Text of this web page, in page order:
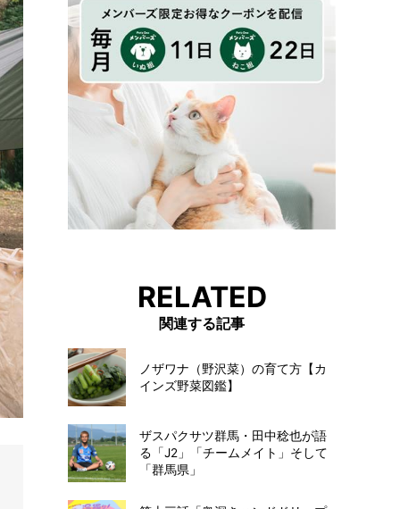
RELATED
関連する記事
ノザワナ（野沢菜）の育て方【カ
インズ野菜図鑑】
ザスパクサツ群馬・田中稔也が語
る「J2」「チームメイト」そして
「群馬県」